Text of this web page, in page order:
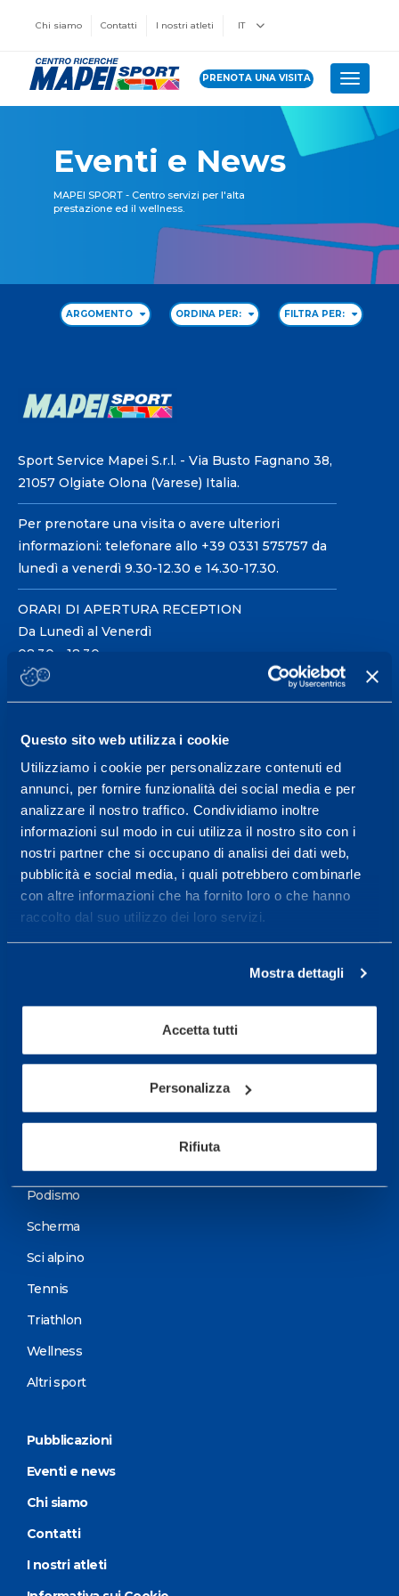
Questo sito web utilizza i cookie
Utilizziamo i cookie per personalizzare contenuti ed
annunci, per fornire funzionalità dei social media e per
analizzare il nostro traffico. Condividiamo inoltre
informazioni sul modo in cui utilizza il nostro sito con i
nostri partner che si occupano di analisi dei dati web,
pubblicità e social media, i quali potrebbero combinarle
con altre informazioni che ha fornito loro o che hanno
raccolto dal suo utilizzo dei loro servizi.
Mostra dettagli
Accetta tutti
Personalizza
Rifiuta
Chi siamo Contatti I nostri atleti IT
PRENOTA UNA VISITA Toggle
Eventi e News
MAPEI SPORT - Centro servizi per l'alta
prestazione ed il wellness.
ARGOMENTO ORDINA PER: FILTRA PER:
Sport Service Mapei S.r.l. - Via Busto Fagnano 38,
21057 Olgiate Olona (Varese) Italia.
Per prenotare una visita o avere ulteriori
informazioni: telefonare allo +39 0331 575757 da
lunedì a venerdì 9.30-12.30 e 14.30-17.30.
ORARI DI APERTURA RECEPTION
Da Lunedì al Venerdì
08.30 - 18.30
Centro servizi per l'alta
prestazione ed il
wellness.
Maggiori informazioni
Servizi
Servizi Medici
Test di valutazione
Podismo
Scherma
Sci alpino
Tennis
Triathlon
Wellness
Altri sport
Pubblicazioni
Eventi e news
Chi siamo
Contatti
I nostri atleti